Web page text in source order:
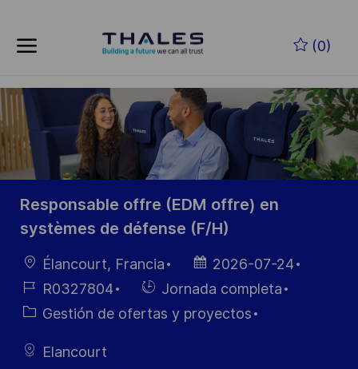
(0)
-
Responsable offre (EDM offre) en
systèmes de défense (F/H)
Ubicación
Élancourt, Francia
Fecha de
publicación
2026-07-24
ID de
empleo
R0327804
Hiring
Type
Jornada completa
Categoría
Gestión de ofertas y proyectos
Elancourt